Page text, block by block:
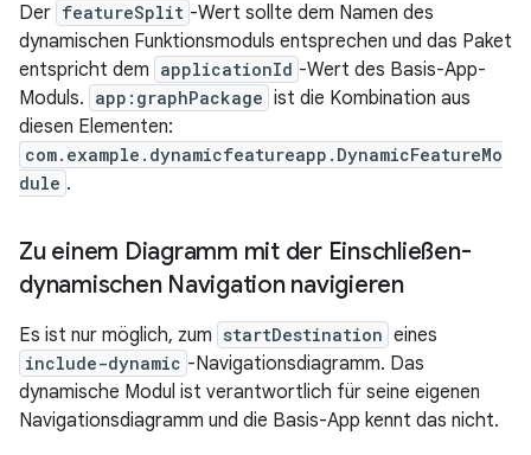
Der featureSplit -Wert sollte dem Namen des
dynamischen Funktionsmoduls entsprechen und das Paket
entspricht dem applicationId -Wert des Basis-App-
Moduls. app:graphPackage ist die Kombination aus
diesen Elementen:
com.example.dynamicfeatureapp.DynamicFeatureMo
dule .
Zu einem Diagramm mit der Einschließen-
dynamischen Navigation navigieren
Es ist nur möglich, zum startDestination eines
include-dynamic -Navigationsdiagramm. Das
dynamische Modul ist verantwortlich für seine eigenen
Navigationsdiagramm und die Basis-App kennt das nicht.